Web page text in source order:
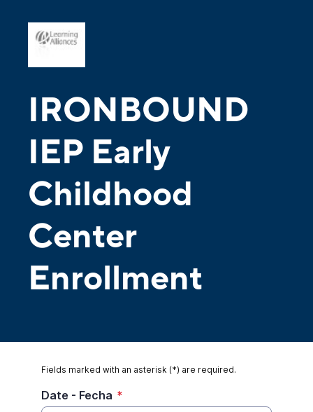
IRONBOUND
IEP Early
Childhood
Center
Enrollment
Fields marked with an asterisk (*) are required.
Date - Fecha *